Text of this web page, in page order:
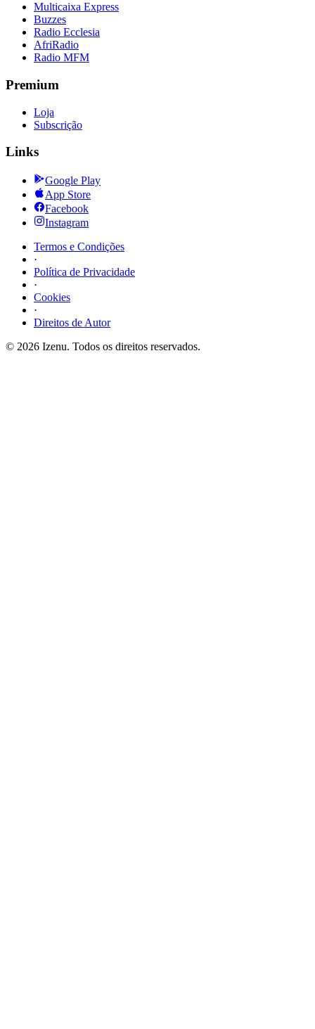
Multicaixa Express
Buzzes
Radio Ecclesia
AfriRadio
Radio MFM
Premium
Loja
Subscrição
Links
Google Play
App Store
Facebook
Instagram
Termos e Condições
·
Política de Privacidade
·
Cookies
·
Direitos de Autor
© 2026 Izenu. Todos os direitos reservados.